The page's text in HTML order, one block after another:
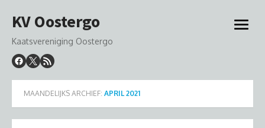
naar
inhoud
KV Oostergo
Kaatsvereniging Oostergo
open
MAANDELIJKS ARCHIEF: APRIL 2021